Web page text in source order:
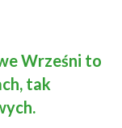
Wrześni to
tak